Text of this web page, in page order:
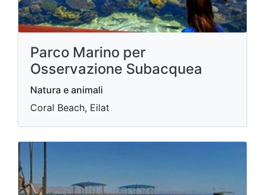
Parco Marino per
Osservazione Subacquea
Natura e animali
Coral Beach, Eilat